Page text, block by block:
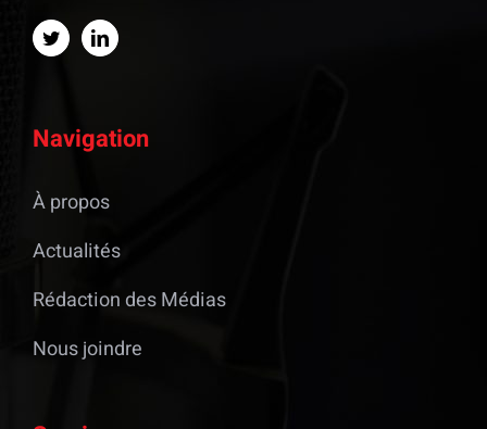
Navigation
À propos
Actualités
Rédaction des Médias
Nous joindre